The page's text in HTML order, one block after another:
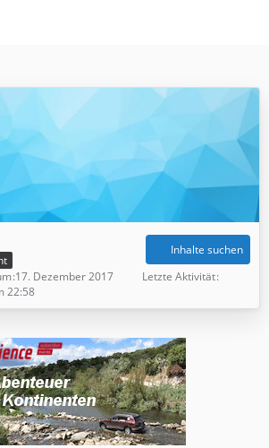
Inhalte suchen
17. Dezember 2017
Letzte Aktivität
22:58